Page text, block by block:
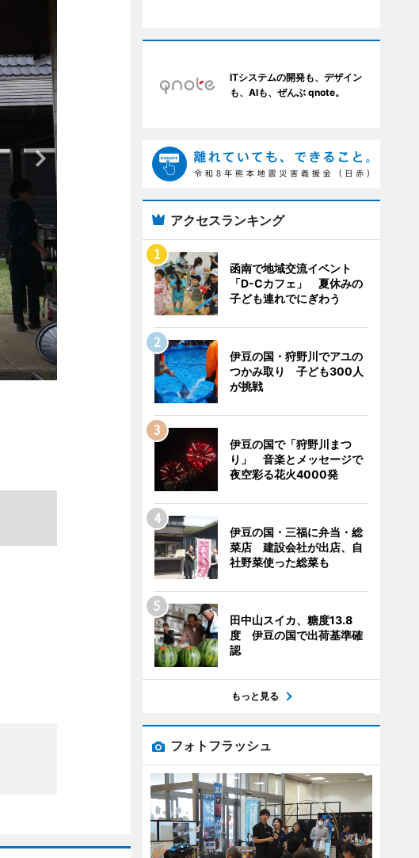
ITシステムの開発も、デザイン
も、AIも、ぜんぶ qnote。
アクセスランキング
函南で地域交流イベント
「D-Cカフェ」 夏休みの
子ども連れでにぎわう
伊豆の国・狩野川でアユの
つかみ取り 子ども300人
が挑戦
伊豆の国で「狩野川まつ
り」 音楽とメッセージで
夜空彩る花火4000発
伊豆の国・三福に弁当・総
菜店 建設会社が出店、自
社野菜使った総菜も
田中山スイカ、糖度13.8
度 伊豆の国で出荷基準確
認
もっと見る
フォトフラッシュ